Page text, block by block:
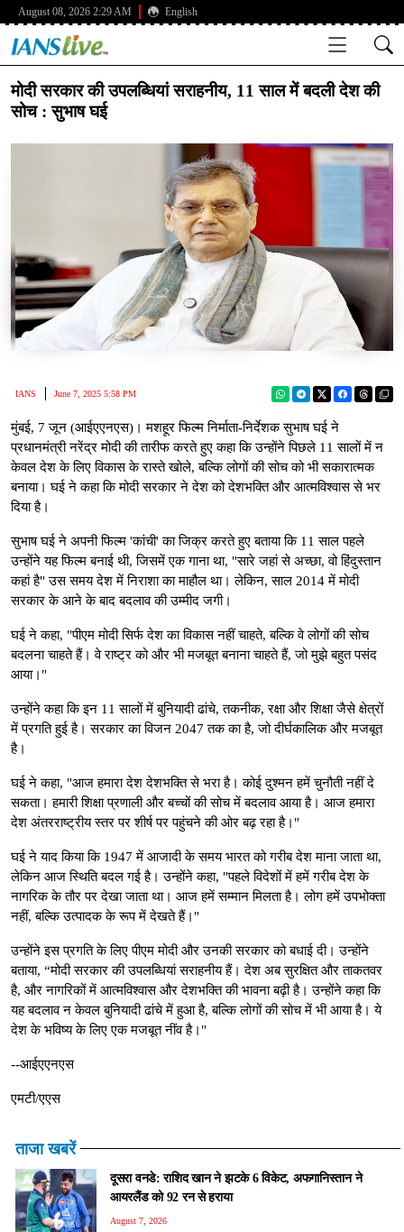
August 08, 2026 2:29 AM English
मोदी सरकार की उपलब्धियां सराहनीय, 11 साल में बदली देश की
सोच : सुभाष घई
IANS June 7, 2025 5:58 PM
मुंबई, 7 जून (आईएएनएस)। मशहूर फिल्म निर्माता-निर्देशक सुभाष घई ने
प्रधानमंत्री नरेंद्र मोदी की तारीफ करते हुए कहा कि उन्होंने पिछले 11 सालों में न
केवल देश के लिए विकास के रास्ते खोले, बल्कि लोगों की सोच को भी सकारात्मक
बनाया। घई ने कहा कि मोदी सरकार ने देश को देशभक्ति और आत्मविश्वास से भर
दिया है।
सुभाष घई ने अपनी फिल्म 'कांची' का जिक्र करते हुए बताया कि 11 साल पहले
उन्होंने यह फिल्म बनाई थी, जिसमें एक गाना था, "सारे जहां से अच्छा, वो हिंदुस्तान
कहां है" उस समय देश में निराशा का माहौल था। लेकिन, साल 2014 में मोदी
सरकार के आने के बाद बदलाव की उम्मीद जगी।
घई ने कहा, "पीएम मोदी सिर्फ देश का विकास नहीं चाहते, बल्कि वे लोगों की सोच
बदलना चाहते हैं। वे राष्ट्र को और भी मजबूत बनाना चाहते हैं, जो मुझे बहुत पसंद
आया।"
उन्होंने कहा कि इन 11 सालों में बुनियादी ढांचे, तकनीक, रक्षा और शिक्षा जैसे क्षेत्रों
में प्रगति हुई है। सरकार का विजन 2047 तक का है, जो दीर्घकालिक और मजबूत
है।
घई ने कहा, "आज हमारा देश देशभक्ति से भरा है। कोई दुश्मन हमें चुनौती नहीं दे
सकता। हमारी शिक्षा प्रणाली और बच्चों की सोच में बदलाव आया है। आज हमारा
देश अंतरराष्ट्रीय स्तर पर शीर्ष पर पहुंचने की ओर बढ़ रहा है।"
घई ने याद किया कि 1947 में आजादी के समय भारत को गरीब देश माना जाता था,
लेकिन आज स्थिति बदल गई है। उन्होंने कहा, "पहले विदेशों में हमें गरीब देश के
नागरिक के तौर पर देखा जाता था। आज हमें सम्मान मिलता है। लोग हमें उपभोक्ता
नहीं, बल्कि उत्पादक के रूप में देखते हैं।"
उन्होंने इस प्रगति के लिए पीएम मोदी और उनकी सरकार को बधाई दी। उन्होंने
बताया, “मोदी सरकार की उपलब्धियां सराहनीय हैं। देश अब सुरक्षित और ताकतवर
है, और नागरिकों में आत्मविश्वास और देशभक्ति की भावना बढ़ी है। उन्होंने कहा कि
यह बदलाव न केवल बुनियादी ढांचे में हुआ है, बल्कि लोगों की सोच में भी आया है। ये
देश के भविष्य के लिए एक मजबूत नींव है।"
--आईएएनएस
एमटी/एएस
ताजा खबरें
दूसरा वनडे: राशिद खान ने झटके 6 विकेट, अफगानिस्तान ने
आयरलैंड को 92 रन से हराया
August 7, 2026